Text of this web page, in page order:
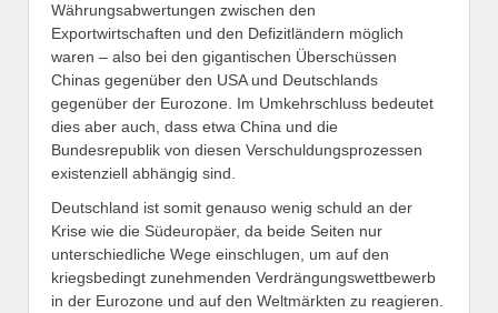
Währungsabwertungen zwischen den
Exportwirtschaften und den Defizitländern möglich
waren – also bei den gigantischen Überschüssen
Chinas gegenüber den USA und Deutschlands
gegenüber der Eurozone. Im Umkehrschluss bedeutet
dies aber auch, dass etwa China und die
Bundesrepublik von diesen Verschuldungsprozessen
existenziell abhängig sind.
Deutschland ist somit genauso wenig schuld an der
Krise wie die Südeuropäer, da beide Seiten nur
unterschiedliche Wege einschlugen, um auf den
kriegsbedingt zunehmenden Verdrängungswettbewerb
in der Eurozone und auf den Weltmärkten zu reagieren.